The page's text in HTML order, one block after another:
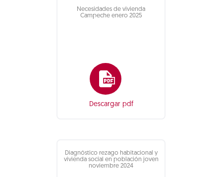
Necesidades de vivienda
Campeche enero 2025
Descargar pdf
Diagnóstico rezago habitacional y
vivienda social en población joven
noviembre 2024